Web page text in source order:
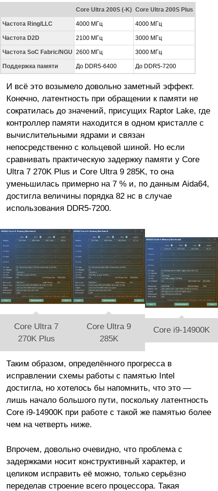
Core Ultra 200S (-K) Core Ultra 200S Plus
Частота Ring/LLC 4000 МГц 4000 МГц
Частота D2D 2100 МГц 3000 МГц
Частота SoC Fabric/NGU 2600 МГц 3000 МГц
Поддержка памяти До DDR5-6400 До DDR5-7200
И всё это возымело довольно заметный эффект.
Конечно, латентность при обращении к памяти не
сократилась до значений, присущих Raptor Lake, где
контроллер памяти находится в одном кристалле с
вычислительными ядрами и связан
непосредственно с кольцевой шиной. Но если
сравнивать практическую задержку памяти у Core
Ultra 7 270K Plus и Core Ultra 9 285K, то она
уменьшилась примерно на 7 % и, по данным Aida64,
достигла величины порядка 82 нс в случае
использования DDR5-7200.
Core Ultra 7
270K Plus
Core Ultra 9
285K
Core i9-14900K
Таким образом, определённого прогресса в
исправлении схемы работы с памятью Intel
достигла, но хотелось бы напомнить, что это —
лишь начало большого пути, поскольку латентность
Core i9-14900K при работе с такой же памятью более
чем на четверть ниже.
Впрочем, довольно очевидно, что проблема с
задержками носит конструктивный характер, и
целиком исправить её можно, только серьёзно
переделав строение всего процессора. Такая